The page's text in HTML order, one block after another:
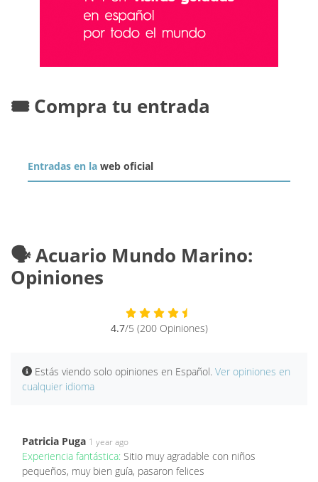
🎟️ Compra tu entrada
Entradas en la web oficial
🗣️ Acuario Mundo Marino:
Opiniones
4.7/5 (200 Opiniones)
Estás viendo solo opiniones en Español. Ver opiniones en
cualquier idioma
Patricia Puga 1 year ago
Experiencia fantástica: Sitio muy agradable con niños
pequeños, muy bien guía, pasaron felices